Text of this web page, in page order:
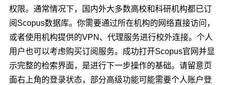
权限。通常情况下，国内外大多数高校和科研机构都已订
阅Scopus数据库。你需要通过所在机构的网络直接访问，
或者使用机构提供的VPN、代理服务进行校外连接。个人
用户也可以考虑购买订阅服务。成功打开Scopus官网并显
示完整的检索界面，是进行下一步操作的基础。请留意页
面右上角的登录状态，部分高级功能可能需要个人账户登